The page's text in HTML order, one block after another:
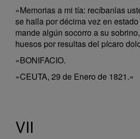
»Memorias a mi tía: recíbanlas
se halla por décima vez en
mande algún socorro a su
huesos por resultas del pícaro
»BONIFACIO.
»CEUTA, 29 de Enero de 1821.»
VII